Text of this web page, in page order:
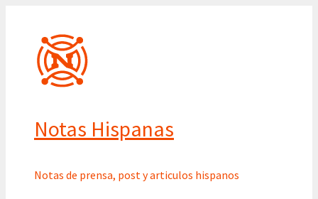
contenido
Notas Hispanas
Notas de prensa, post y articulos hispanos